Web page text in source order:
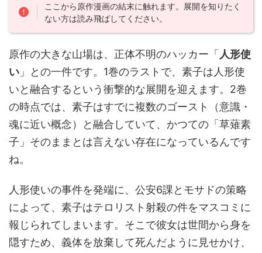
ここから原作漫画の結末に触れます。展開を知りたく
ない方は読み飛ばしてください。
原作の大きな山場は、正体不明のハッカー「 人形使
い 」との一件です。1巻のラストで、素子は人形使
いと融合するという衝撃的な展開を迎えます。2巻
の時点では、素子はすでに複数のゴースト（意識・
魂に近い概念）と融合していて、かつての「草薙素
子」そのままとは言えない存在になっているんです
ね。
人形使いの事件を発端に、公安6課とモサドの策略
によって、素子はテロリスト射殺の件をマスコミに
報じられてしまいます。そこで彼女は世間から身を
隠すため、義体を放棄して死んだように見せかけ、